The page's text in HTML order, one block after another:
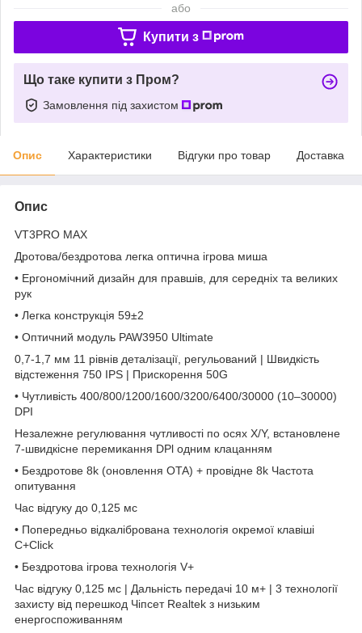
або
Купити з
Що таке купити з Пром?
Замовлення під захистом
Опис Характеристики Відгуки про товар Доставка
Опис
VT3PRO MAX
Дротова/бездротова легка оптична ігрова миша
• Ергономічний дизайн для правшів, для середніх та великих
рук
• Легка конструкція 59±2
• Оптичний модуль PAW3950 Ultimate
0,7-1,7 мм 11 рівнів деталізації, регульований | Швидкість
відстеження 750 IPS | Прискорення 50G
• Чутливість 400/800/1200/1600/3200/6400/30000 (10–30000)
DPI
Незалежне регулювання чутливості по осях X/Y, встановлене
7-швидкісне перемикання DPl одним клацанням
• Бездротове 8k (оновлення OTA) + провідне 8k Частота
опитування
Час відгуку до 0,125 мс
• Попередньо відкалібрована технологія окремої клавіші
C+Click
• Бездротова ігрова технологія V+
Час відгуку 0,125 мс | Дальність передачі 10 м+ | 3 технології
захисту від перешкод Чіпсет Realtek з низьким
енергоспоживанням